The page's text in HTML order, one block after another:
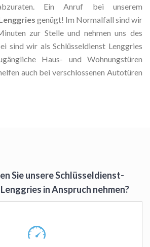
Ein Anruf bei unserem
genügt! Im Normalfall sind wir
zur Stelle und nehmen uns des
sind wir als Schlüsseldienst Lenggries
Haus- und Wohnungstüren
auch bei verschlossenen Autotüren
Sie unsere Schlüsseldienst-
in Anspruch nehmen?